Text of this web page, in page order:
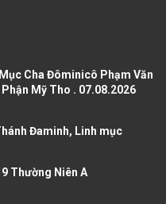
Cha Đôminicô Phạm Văn
Mỹ Tho . 07.08.2026
Đaminh, Linh mục
Thường Niên A